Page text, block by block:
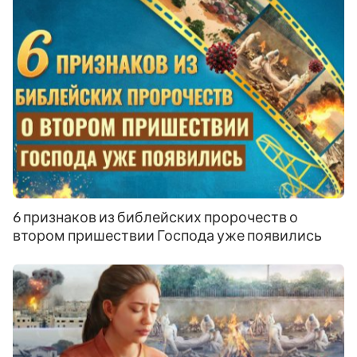
6 признаков из библейских пророчеств о
втором пришествии Господа уже появились